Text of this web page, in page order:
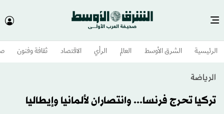
الرئيسية الشرق الأوسط​ العالم الرأي الاقتصاد ثقافة وفنون
الرياضة
تركيا تحرج فرنسا... وانتصاران لألمانيا وإيطاليا